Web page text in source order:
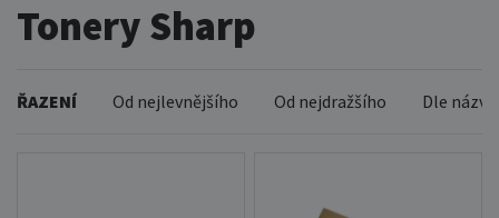
Tonery Sharp
ŘAZENÍ Od nejlevnějšího Od nejdražšího Dle názvu